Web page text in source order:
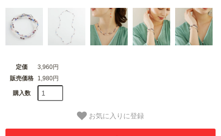
定価
3,960円
販売価格
1,980円
購入数
お気に入りに登録